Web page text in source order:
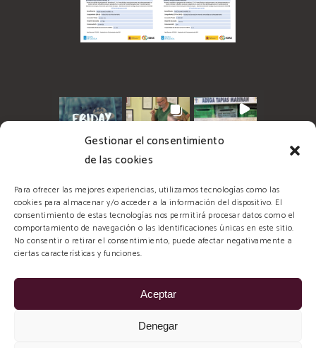
Gestionar el consentimiento
de las cookies
Para ofrecer las mejores experiencias, utilizamos tecnologías como las
cookies para almacenar y/o acceder a la información del dispositivo. El
consentimiento de estas tecnologías nos permitirá procesar datos como el
comportamiento de navegación o las identificaciones únicas en este sitio.
No consentir o retirar el consentimiento, puede afectar negativamente a
ciertas características y funciones.
Aceptar
Denegar
© 2026 Tapias Mariñán, todos los derechos